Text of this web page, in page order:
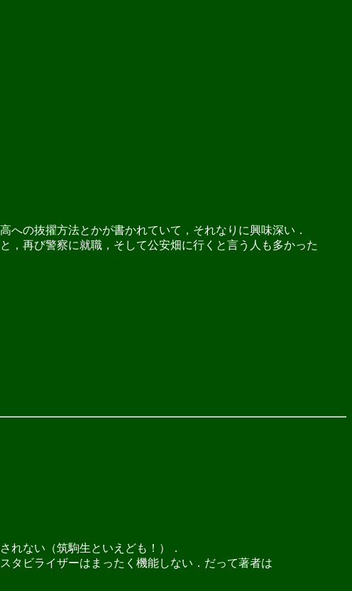
の抜擢方法とかが書かれていて，それなりに興味深い．
再び警察に就職，そして公安畑に行くと言う人も多かった
れない（筑駒生といえども！）．
タビライザーはまったく機能しない．だって著者は